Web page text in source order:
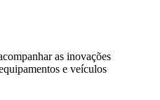
as inovações
e veículos